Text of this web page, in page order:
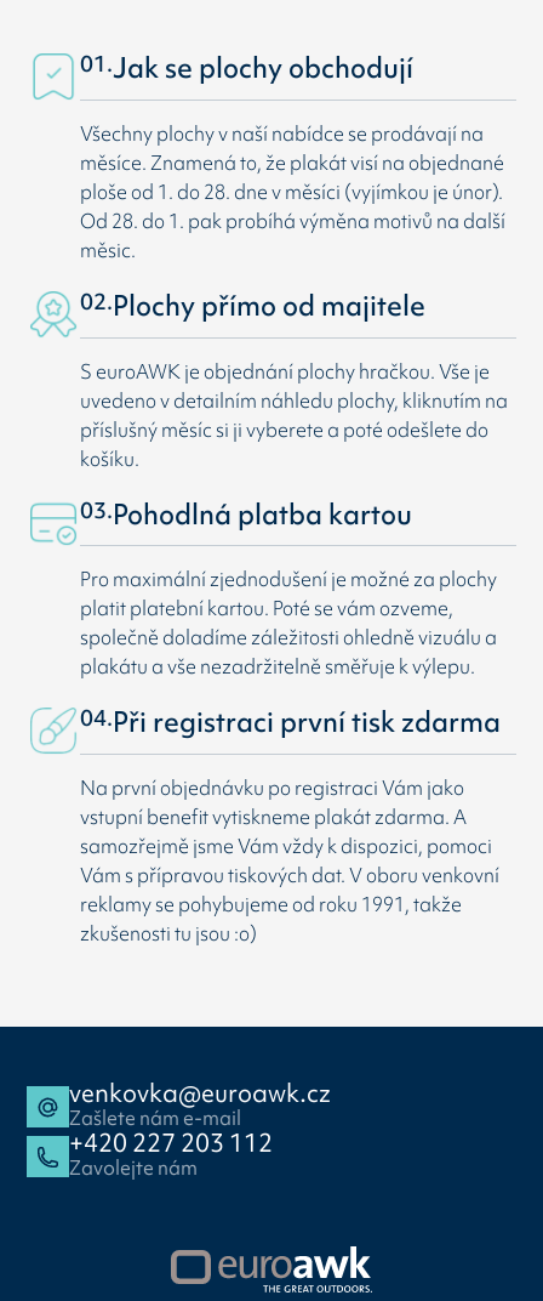
01.Jak se plochy obchodují
Všechny plochy v naší nabídce se prodávají na
měsíce. Znamená to, že plakát visí na objednané
ploše od 1. do 28. dne v měsíci (vyjímkou je únor).
Od 28. do 1. pak probíhá výměna motivů na další
měsic.
02.Plochy přímo od majitele
S euroAWK je objednání plochy hračkou. Vše je
uvedeno v detailním náhledu plochy, kliknutím na
příslušný měsíc si ji vyberete a poté odešlete do
košíku.
03.Pohodlná platba kartou
Pro maximální zjednodušení je možné za plochy
platit platební kartou. Poté se vám ozveme,
společně doladíme záležitosti ohledně vizuálu a
plakátu a vše nezadržitelně směřuje k výlepu.
04.Při registraci první tisk zdarma
Na první objednávku po registraci Vám jako
vstupní benefit vytiskneme plakát zdarma. A
samozřejmě jsme Vám vždy k dispozici, pomoci
Vám s přípravou tiskových dat. V oboru venkovní
reklamy se pohybujeme od roku 1991, takže
zkušenosti tu jsou :o)
venkovka@euroawk.cz
Zašlete nám e-mail
+420 227 203 112
Zavolejte nám